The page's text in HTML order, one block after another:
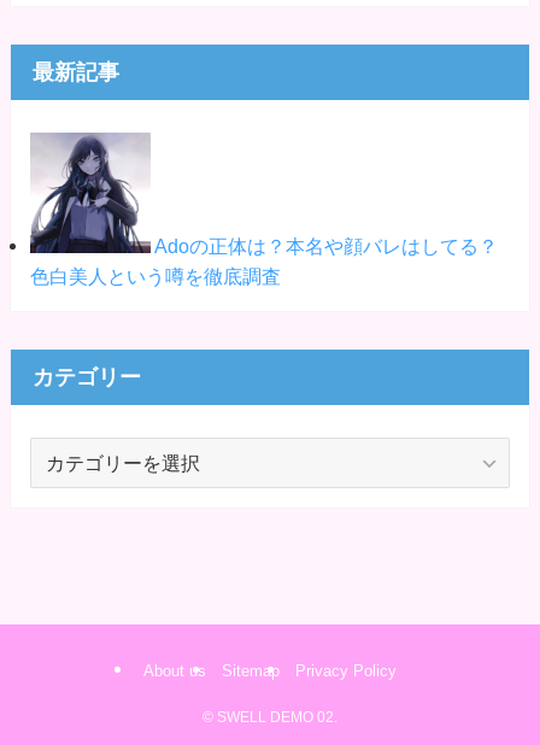
最新記事
Adoの正体は？本名や顔バレはしてる？
色白美人という噂を徹底調査
カテゴリー
About us Sitemap Privacy Policy
© SWELL DEMO 02.